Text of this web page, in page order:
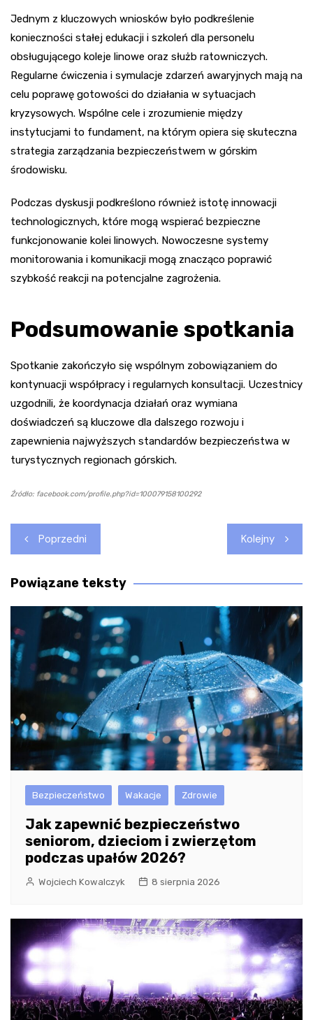
Jednym z kluczowych wniosków było podkreślenie
konieczności stałej edukacji i szkoleń dla personelu
obsługującego koleje linowe oraz służb ratowniczych.
Regularne ćwiczenia i symulacje zdarzeń awaryjnych mają na
celu poprawę gotowości do działania w sytuacjach
kryzysowych. Wspólne cele i zrozumienie między
instytucjami to fundament, na którym opiera się skuteczna
strategia zarządzania bezpieczeństwem w górskim
środowisku.
Podczas dyskusji podkreślono również istotę innowacji
technologicznych, które mogą wspierać bezpieczne
funkcjonowanie kolei linowych. Nowoczesne systemy
monitorowania i komunikacji mogą znacząco poprawić
szybkość reakcji na potencjalne zagrożenia.
Podsumowanie spotkania
Spotkanie zakończyło się wspólnym zobowiązaniem do
kontynuacji współpracy i regularnych konsultacji. Uczestnicy
uzgodnili, że koordynacja działań oraz wymiana
doświadczeń są kluczowe dla dalszego rozwoju i
zapewnienia najwyższych standardów bezpieczeństwa w
turystycznych regionach górskich.
Źródło: facebook.com/profile.php?id=100079158100292
Nawigacja
wpisu
Poprzedni Kolejny
Powiązane teksty
Bezpieczeństwo Wakacje Zdrowie
Jak zapewnić bezpieczeństwo
seniorom, dzieciom i zwierzętom
podczas upałów 2026?
Wojciech Kowalczyk 8 sierpnia 2026